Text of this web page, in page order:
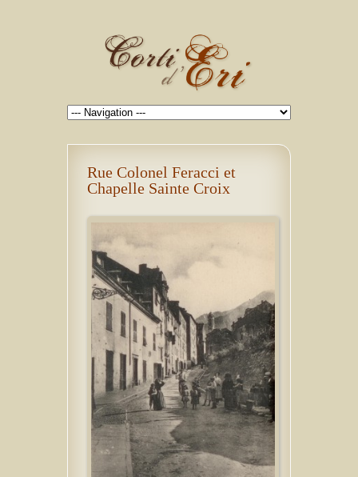
Rue Colonel Feracci et
Chapelle Sainte Croix